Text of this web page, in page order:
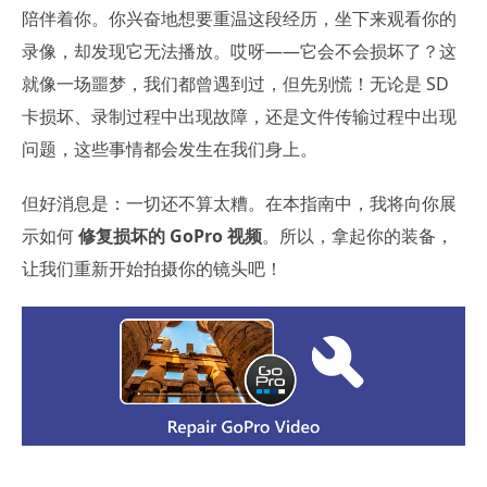
陪伴着你。你兴奋地想要重温这段经历，坐下来观看你的
录像，却发现它无法播放。哎呀——它会不会损坏了？这
就像一场噩梦，我们都曾遇到过，但先别慌！无论是 SD
卡损坏、录制过程中出现故障，还是文件传输过程中出现
问题，这些事情都会发生在我们身上。
但好消息是：一切还不算太糟。在本指南中，我将向你展
示如何修复损坏的 GoPro 视频。所以，拿起你的装备，
让我们重新开始拍摄你的镜头吧！